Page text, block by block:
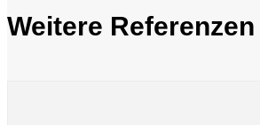
Weitere Referenzen